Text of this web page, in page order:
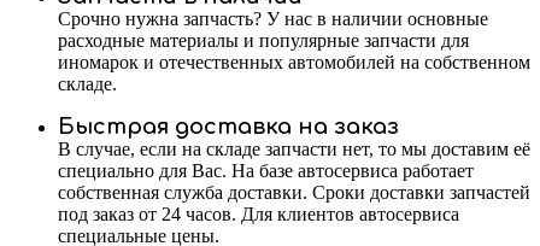
Срочно нужна запчасть? У нас в наличии основные
расходные материалы и популярные запчасти для
иномарок и отечественных автомобилей на собственном
складе.
Быстрая доставка на заказ
В случае, если на складе запчасти нет, то мы доставим её
специально для Вас. На базе автосервиса работает
собственная служба доставки. Сроки доставки запчастей
под заказ от 24 часов. Для клиентов автосервиса
специальные цены.